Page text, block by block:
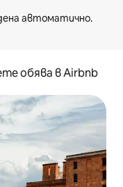
обява в Airbnb